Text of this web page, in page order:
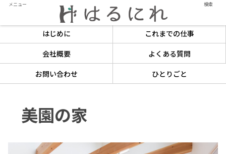
はじめに
これまでの仕事
会社概要
よくある質問
お問い合わせ
ひとりごと
美園の家
メニュー 検索